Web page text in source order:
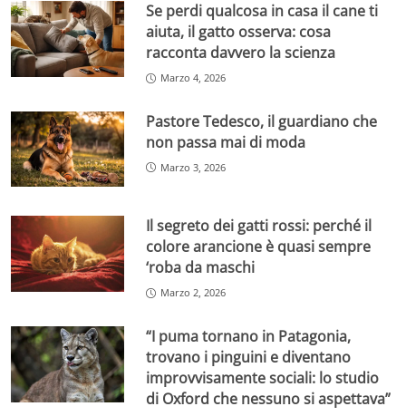
Se perdi qualcosa in casa il cane ti
aiuta, il gatto osserva: cosa
racconta davvero la scienza
Marzo 4, 2026
Pastore Tedesco, il guardiano che
non passa mai di moda
Marzo 3, 2026
Il segreto dei gatti rossi: perché il
colore arancione è quasi sempre
‘roba da maschi
Marzo 2, 2026
“I puma tornano in Patagonia,
trovano i pinguini e diventano
improvvisamente sociali: lo studio
di Oxford che nessuno si aspettava”